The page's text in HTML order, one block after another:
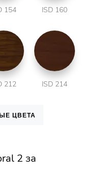
154 ISD 160
212 ISD 214
ЦВЕТА
2 за